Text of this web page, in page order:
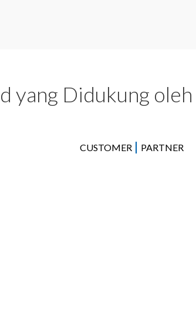
yang Didukung oleh
CUSTOMER | PARTNER